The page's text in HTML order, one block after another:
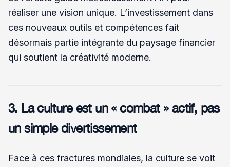
réaliser une vision unique. L’investissement dans
ces nouveaux outils et compétences fait
désormais partie intégrante du paysage financier
qui soutient la créativité moderne.
3. La culture est un « combat » actif, pas
un simple divertissement
Face à ces fractures mondiales, la culture se voit